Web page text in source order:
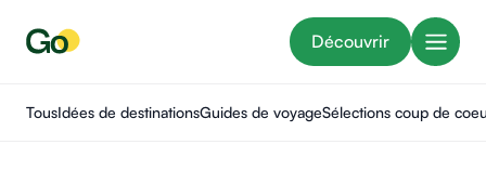
Découvrir
TousIdées de destinationsGuides de voyageSélections coup de